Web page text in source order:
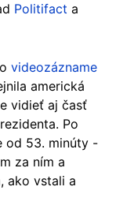
Politifact a
videozázname
americká
vidieť aj časť
Po
od 53. minúty -
za ním a
ako vstali a